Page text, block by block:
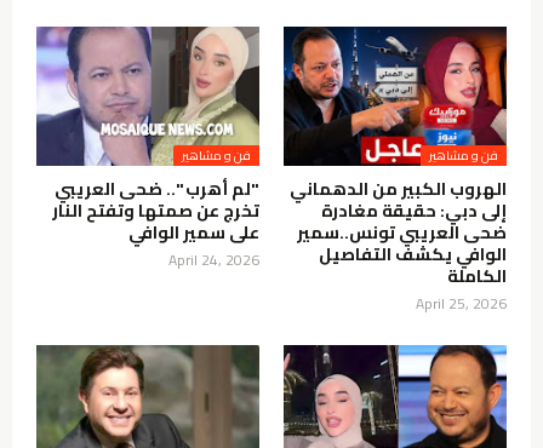
فن و مشاهير
الهروب الكبير من الدهماني
إلى دبي: حقيقة مغادرة
ضحى العريبي تونس..سمير
الوافي يكشف التفاصيل
الكاملة
April 25, 2026
فن و مشاهير
"لم أهرب ".. ضحى العريبي
تخرج عن صمتها وتفتح النار
على سمير الوافي
April 24, 2026